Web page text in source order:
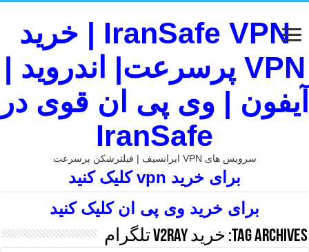
IranSafe VPN | خرید
VPN پرسرعت| اندروید |
آیفون | وی پی ان قوی در
IranSafe
سرویس های VPN ایرانسیف | فیلترشکن پرسرعت
برای خرید vpn کلیک کنید
برای خرید وی پی ان کلیک کنید
Tag Archives: خرید v2ray تلگرام